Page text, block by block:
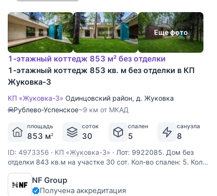
Еще фото
1-этажный коттедж 853 м² без отделки
1-этажный коттедж 853 кв. м без отделки в КП
Жуковка-3
КП «Жуковка-3» Одинцовский район, д. Жуковка
Рублево-Успенское~9 км от МКАД
площадь
853 м2
соток
30
спален
5
санузла
8
ID: 4973356 · КП «Жуковка-3» · Лот: 9922085. Дом без
отделки 843 кв.м на участке 30 cот. Кол-во спален: 5. Кол-
во с/у: 8. Поселок «Жуковка 3». Рублево-Успенское шоссе,
8 км от МКАД. Без комиссии для покупателя. 1 Этаж: холл,
гардеробная, с/у, серверная, кладовая, гараж на 3 м/м,
NF Group
Получена аккредитация